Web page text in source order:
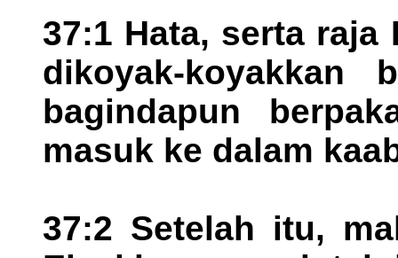
37:1 Hata, serta raja
dikoyak-koyakkan
bagindapun
masuk ke dalam
37:2 Setelah itu,